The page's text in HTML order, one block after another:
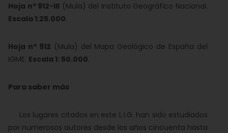
Hoja nº 912-III (Mula) del Instituto Geográfico Nacional.
Escala 1:25.000.
Hoja nº 912 (Mula) del Mapa Geológico de España del
IGME. Escala 1: 50.000.
Para saber más
Los lugares citados en este L.I.G. han sido estudiados
por numerosos autores desde los años cincuenta hasta